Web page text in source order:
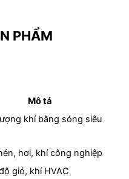
PHẨM
Mô tả
khí bằng sóng siêu
hơi, khí công nghiệp
gió, khí HVAC